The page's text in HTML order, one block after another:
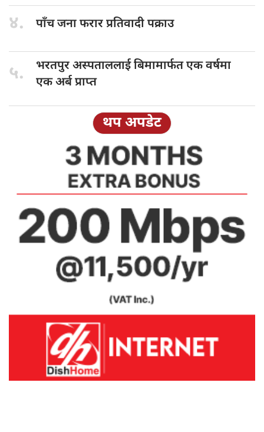
४. पाँच जनाफरार प्रतिवादी पक्राउ
५. भरतपुर अस्पताललाईबिमामार्फत एक वर्षमा
एक अर्ब प्राप्त
थप अपडेट